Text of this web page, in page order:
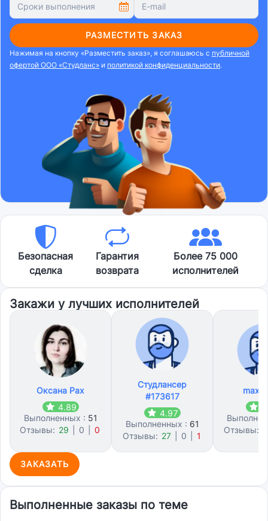
РАЗМЕСТИТЬ ЗАКАЗ
Нажимая на кнопку «Разместить заказ», я соглашаюсь с публичной
офертой ООО «Студланс» и политикой конфиденциальности.
Безопасная
сделка
Гарантия
возврата
Более 75 000
исполнителей
Закажи у лучших исполнителей
Оксана Рах
4.89
Выполненных : 51
Отзывы: 29 0 0
Студлансер
#173617
4.97
Выполненных : 61
Отзывы: 27 0 1
max
Отзывы:
ЗАКАЗАТЬ
Выполненные заказы по теме